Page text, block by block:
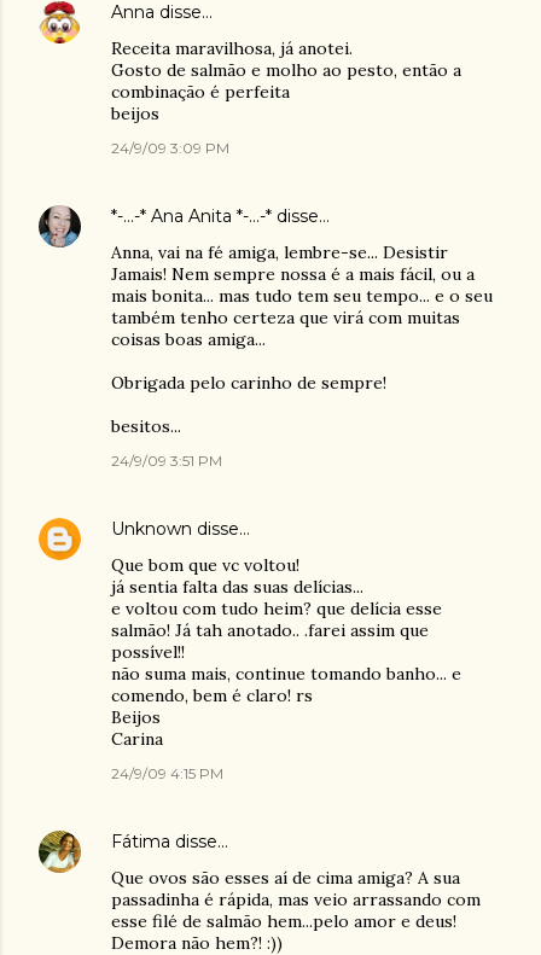
Anna disse…
Receita maravilhosa, já anotei.
Gosto de salmão e molho ao pesto, então a
combinação é perfeita
beijos
24/9/09 3:09 PM
*-...-* Ana Anita *-...-* disse…
Anna, vai na fé amiga, lembre-se... Desistir
Jamais! Nem sempre nossa é a mais fácil, ou a
mais bonita... mas tudo tem seu tempo... e o seu
também tenho certeza que virá com muitas
coisas boas amiga...
Obrigada pelo carinho de sempre!
besitos...
24/9/09 3:51 PM
Unknown disse…
Que bom que vc voltou!
já sentia falta das suas delícias...
e voltou com tudo heim? que delícia esse
salmão! Já tah anotado.. .farei assim que
possível!!
não suma mais, continue tomando banho... e
comendo, bem é claro! rs
Beijos
Carina
24/9/09 4:15 PM
Fátima disse…
Que ovos são esses aí de cima amiga? A sua
passadinha é rápida, mas veio arrassando com
esse filé de salmão hem...pelo amor e deus!
Demora não hem?! :))